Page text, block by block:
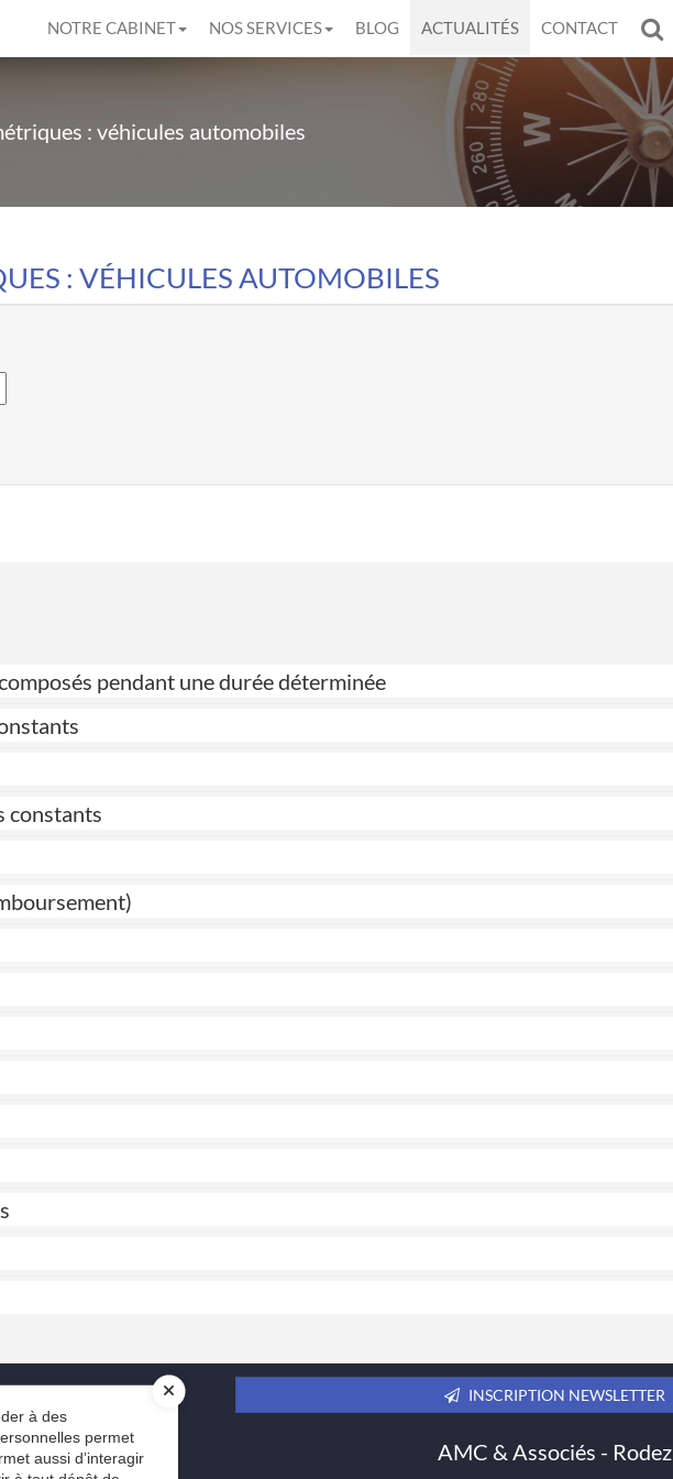
NOTRE CABINET NOS SERVICES BLOG ACTUALITÉS CONTACT
: véhicules automobiles
: VÉHICULES AUTOMOBILES
pendant une durée déterminée
constants
INSCRIPTION NEWSLETTER
AMC & Associés - Rodez
à des
permet
aussi d’interagir